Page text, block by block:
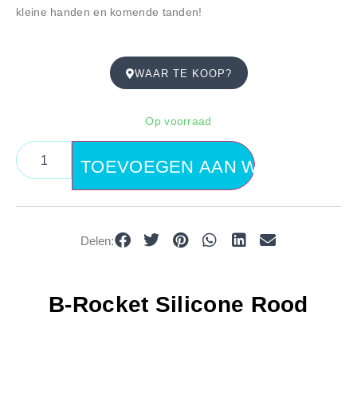
B-Rocket Silicone Rood
kleine handen en komende tanden!
WAAR TE KOOP?
Op voorraad
TOEVOEGEN AAN
Delen: